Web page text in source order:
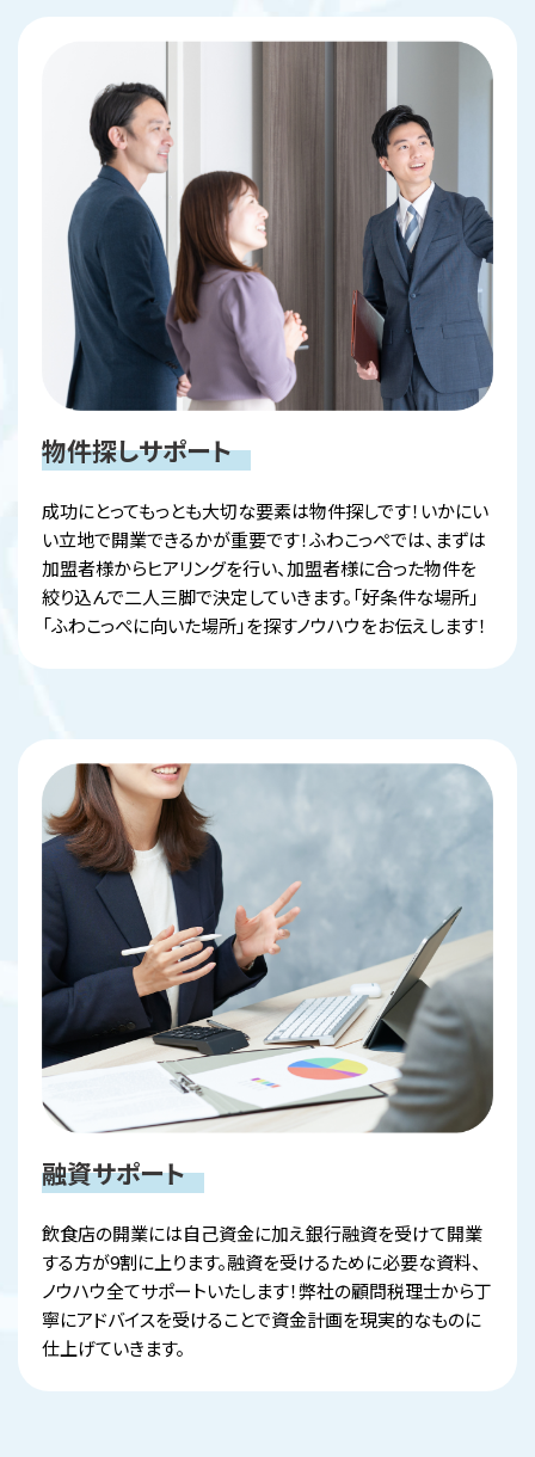
物件探しサポート
成功にとってもっとも大切な要素は物件探しです！いかにい
い立地で開業できるかが重要です！ふわこっぺでは、まずは
加盟者様からヒアリングを行い、加盟者様に合った物件を
絞り込んで二人三脚で決定していきます。「好条件な場所」
「ふわこっぺに向いた場所」を探すノウハウをお伝えします！
融資サポート
飲食店の開業には自己資金に加え銀行融資を受けて開業
する方が9割に上ります。融資を受けるために必要な資料、
ノウハウ全てサポートいたします！弊社の顧問税理士から丁
寧にアドバイスを受けることで資金計画を現実的なものに
仕上げていきます。